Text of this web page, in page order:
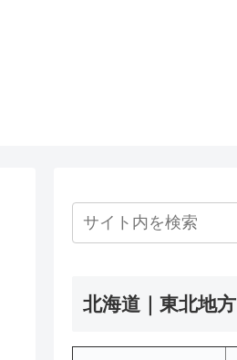
北海道｜東北地方